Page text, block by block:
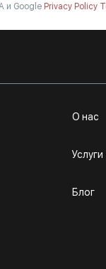
и Google Privacy Policy
О нас
Услуги
Блог